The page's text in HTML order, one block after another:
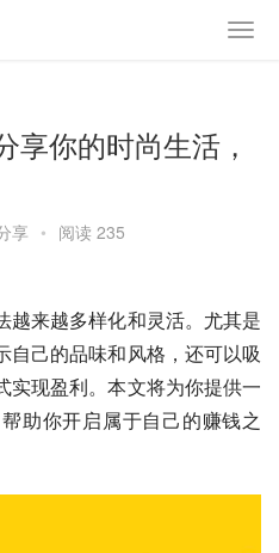
享你的时尚生活，
享 • 阅读 235
越来越多样化和灵活。尤其是
自己的品味和风格，还可以吸
实现盈利。本文将为你提供一
助你开启属于自己的赚钱之